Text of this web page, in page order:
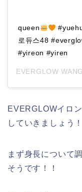
queen
로듀스48
#yireon #yiren
EVERGLOWイロ
していきましょう！
まず身長について
そうです！！